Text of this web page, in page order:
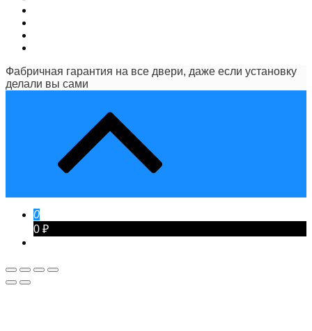
Фабричная гарантия на все двери, даже если установку
делали вы сами
0
0 ₽